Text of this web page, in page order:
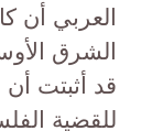
العربي أن
الشرق
قد أثبتت
للقضية